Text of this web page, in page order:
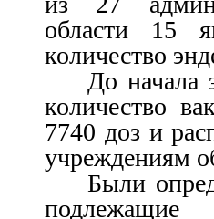
области 15
количество
До начала
количество
7740 доз и
учреждениям
Были
подлежащие